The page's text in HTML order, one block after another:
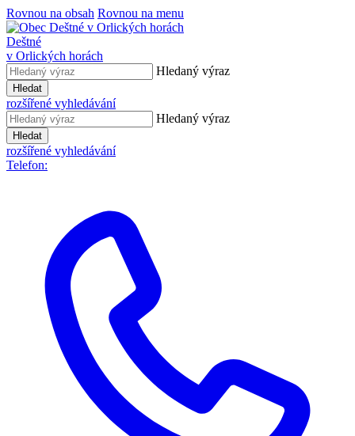
Rovnou na obsah Rovnou na menu
Deštné
v Orlických horách
Hledaný výraz
Hledat
rozšířené vyhledávání
Hledaný výraz
Hledat
rozšířené vyhledávání
Telefon: